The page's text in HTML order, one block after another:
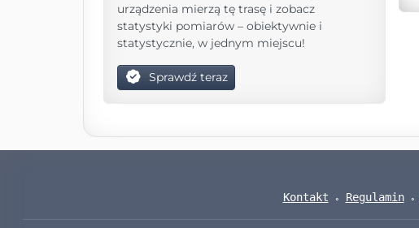
urządzenia mierzą tę trasę i zobacz
statystyki pomiarów – obiektywnie i
statystycznie, w jednym miejscu!
Sprawdź teraz
Kontakt Regulamin